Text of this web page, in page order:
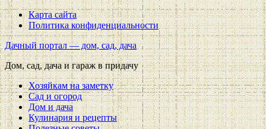
Карта сайта
Политика конфиденциальности
Дачный портал — дом, сад, дача
Дом, сад, дача и гараж в придачу
Хозяйкам на заметку
Сад и огород
Дом и дача
Кулинария и рецепты